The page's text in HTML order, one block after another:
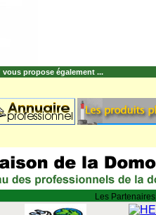
propose également ...
Les Partenaires